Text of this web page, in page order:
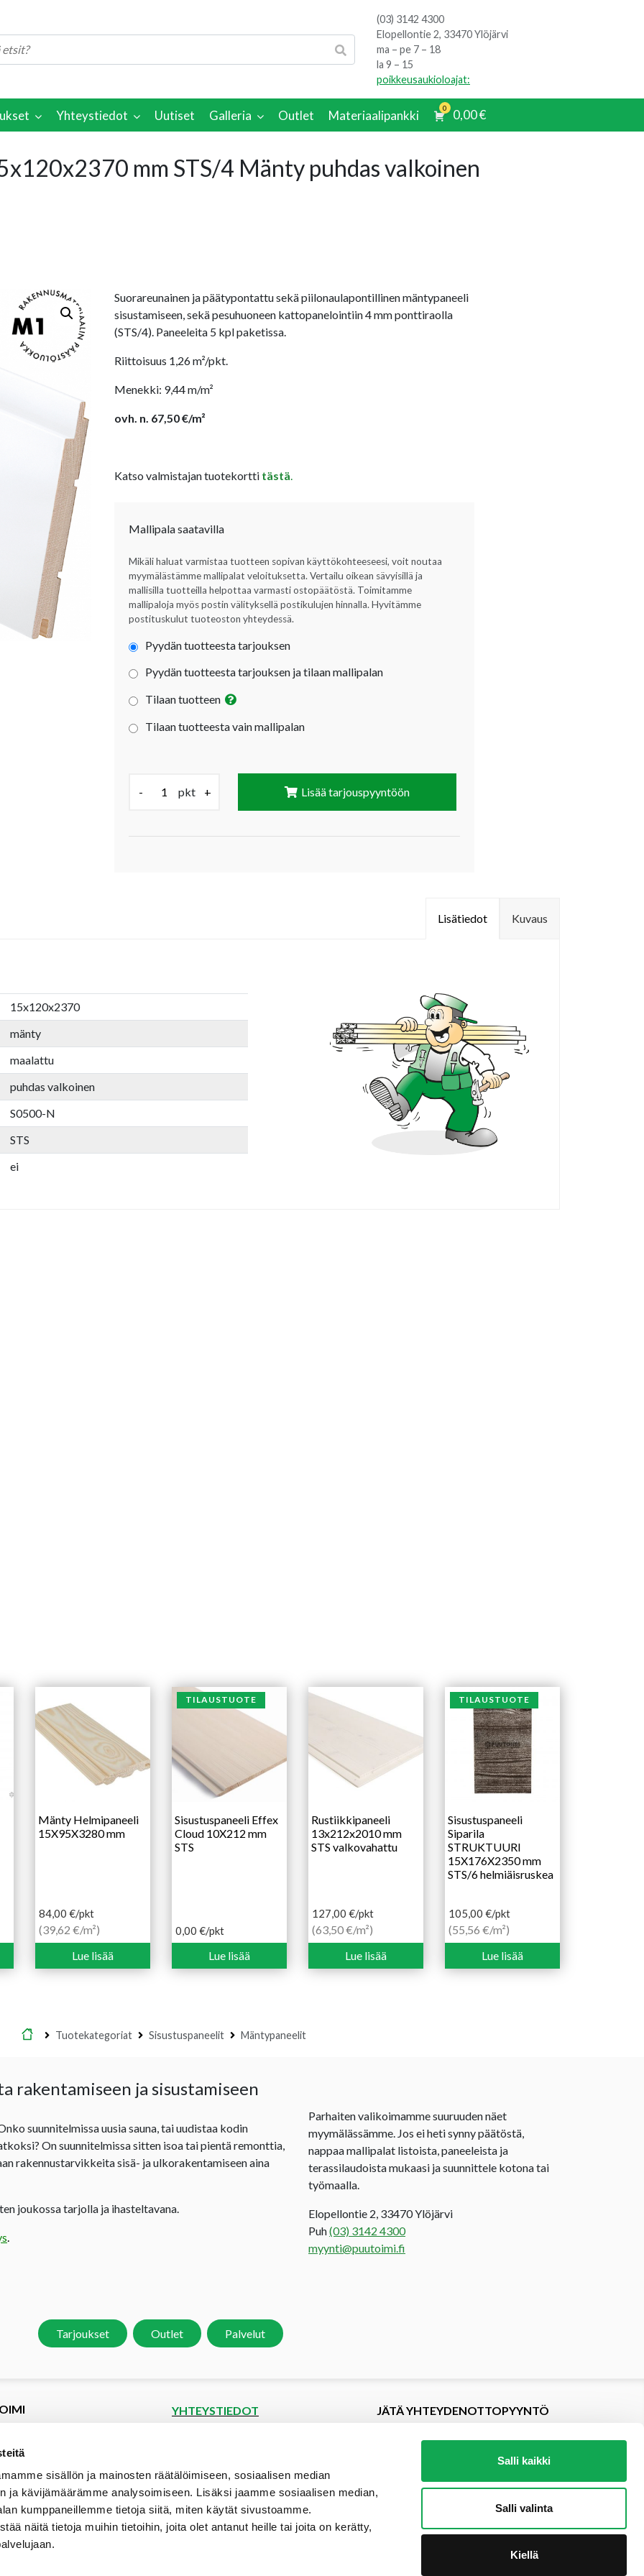
sisällön ja mainosten räätälöimiseen, sosiaalisen median
ja kävijämäärämme analysoimiseen. Lisäksi jaamme sosiaalisen median,
kumppaneillemme tietoja siitä, miten käytät sivustoamme.
näitä tietoja muihin tietoihin, joita olet antanut heille tai joita on kerätty,
Salli kaikki
Salli valinta
Kiellä
(03) 3142 4300
Elopellontie 2, 33470 Ylöjärvi
ma – pe 7 – 18
la 9 – 15
poikkeusaukioloajat:
Yhteystiedot Uutiset Galleria Outlet Materiaalipankki 0 0,00€
mm STS/4 Mänty puhdas valkoinen
Suorareunainen ja päätypontattu sekä piilonaulapontillinen mäntypaneeli
sisustamiseen, sekä pesuhuoneen kattopanelointiin 4 mm ponttiraolla
(STS/4). Paneeleita 5 kpl paketissa.
Riittoisuus 1,26 m²/pkt.
Menekki: 9,44 m/m²
ovh. n. 67,50 €/m²
Katso valmistajan tuotekortti tästä.
Mallipala saatavilla
Mikäli haluat varmistaa tuotteen sopivan käyttökohteeseesi, voit noutaa
myymälästämme mallipalat veloituksetta. Vertailu oikean sävyisillä ja
mallisilla tuotteilla helpottaa varmasti ostopäätöstä. Toimitamme
mallipaloja myös postin välityksellä postikulujen hinnalla. Hyvitämme
postituskulut tuoteoston yhteydessä.
Pyydän tuotteesta tarjouksen
Pyydän tuotteesta tarjouksen ja tilaan mallipalan
Tilaan tuotteen
Tilaan tuotteesta vain mallipalan
- pkt + Lisää tarjouspyyntöön
Kuvaus
Lisätiedot
15x120x2370
mänty
maalattu
puhdas valkoinen
S0500-N
STS
ei
Mänty Helmipaneeli
15X95X3280 mm
84,00 €/pkt
(39,62 €/m²)
Lue lisää
Sisustuspaneeli Effex
Cloud 10X212 mm
STS
0,00 €/pkt
Lue lisää
TILAUSTUOTE
Rustiikkipaneeli
13x212x2010 mm
STS valkovahattu
127,00 €/pkt
(63,50 €/m²)
Lue lisää
Sisustuspaneeli
Siparila
STRUKTUURI
15X176X2350 mm
STS/6 helmiäisruskea
105,00 €/pkt
(55,56 €/m²)
Lue lisää
TILAUSTUOTE
Etusivu
Tuotekategoriat Sisustuspaneelit Mäntypaneelit
rakentamiseen ja sisustamiseen
suunnitelmissa uusia sauna, tai uudistaa kodin
On suunnitelmissa sitten isoa tai pientä remonttia,
rakennustarvikkeita sisä- ja ulkorakentamiseen aina
joukossa tarjolla ja ihasteltavana.
.
Tarjoukset Outlet Palvelut
Parhaiten valikoimamme suuruuden näet
myymälässämme. Jos ei heti synny päätöstä,
nappaa mallipalat listoista, paneeleista ja
terassilaudoista mukaasi ja suunnittele kotona tai
työmaalla.
Elopellontie 2, 33470 Ylöjärvi
Puh(03) 3142 4300
myynti@puutoimi.fi
YHTEYSTIEDOT
Elopellontie 2, 33470 Ylöjärvi
Puh (03) 3142 4300 (vaihde)
myynti@puutoimi.fi
AVOINNA
JÄTÄ YHTEYDENOTTOPYYNTÖ